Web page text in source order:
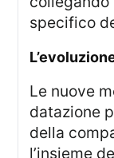
specifico
Le nuove metodologie permettono una
datazione
della
l’insieme